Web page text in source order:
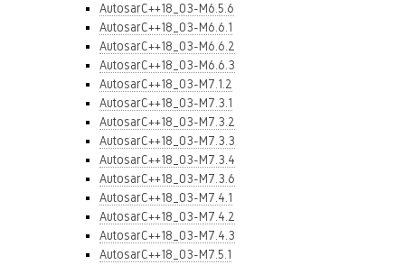
AutosarC++18_03-M6.5.6
AutosarC++18_03-M6.6.1
AutosarC++18_03-M6.6.2
AutosarC++18_03-M6.6.3
AutosarC++18_03-M7.1.2
AutosarC++18_03-M7.3.1
AutosarC++18_03-M7.3.2
AutosarC++18_03-M7.3.3
AutosarC++18_03-M7.3.4
AutosarC++18_03-M7.3.6
AutosarC++18_03-M7.4.1
AutosarC++18_03-M7.4.2
AutosarC++18_03-M7.4.3
AutosarC++18_03-M7.5.1